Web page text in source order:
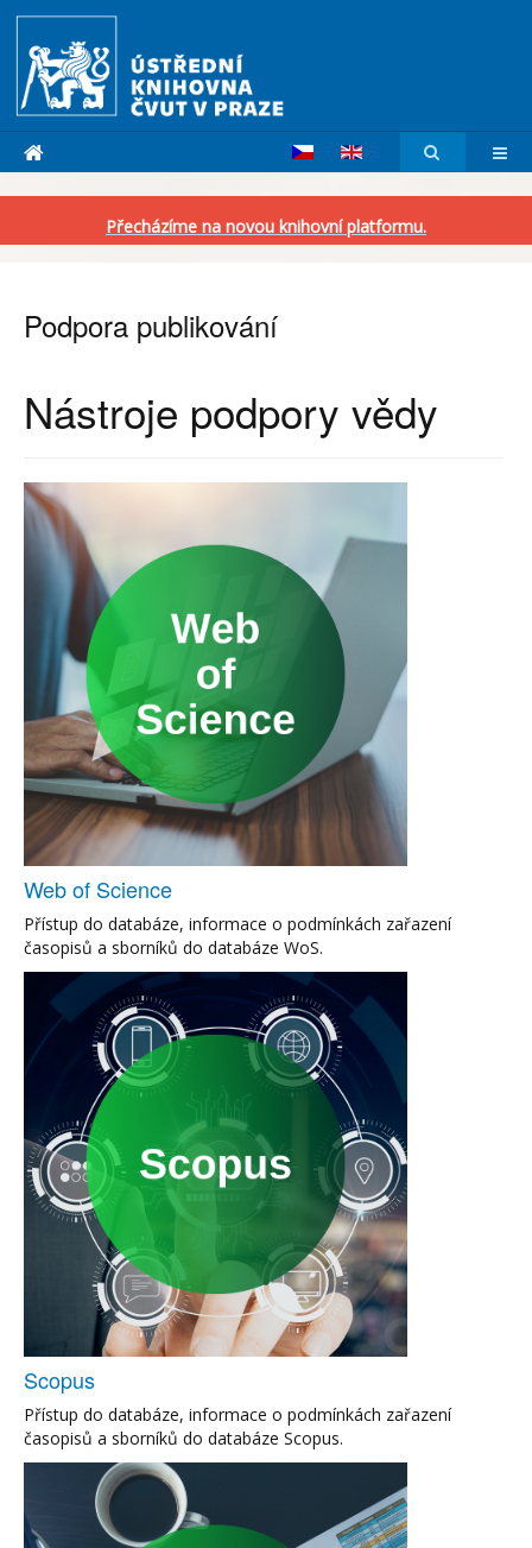
Přecházíme na novou knihovní platformu.
Podpora publikování
Nástroje podpory vědy
Web of Science
Přístup do databáze, informace o podmínkách zařazení
časopisů a sborníků do databáze WoS.
Scopus
Přístup do databáze, informace o podmínkách zařazení
časopisů a sborníků do databáze Scopus.